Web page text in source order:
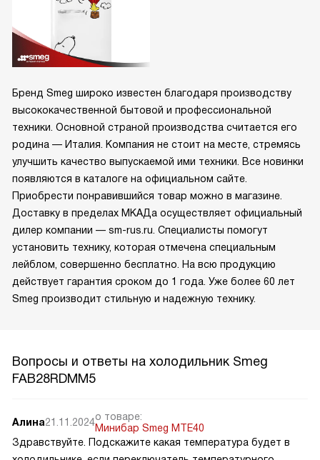
Бренд Smeg широко известен благодаря производству
высококачественной бытовой и профессиональной
техники. Основной страной производства считается его
родина — Италия. Компания не стоит на месте, стремясь
улучшить качество выпускаемой ими техники. Все новинки
появляются в каталоге на официальном сайте.
Приобрести понравившийся товар можно в магазине.
Доставку в пределах МКАДа осуществляет официальный
дилер компании — sm-rus.ru. Специалисты помогут
установить технику, которая отмечена специальным
лейблом, совершенно бесплатно. На всю продукцию
действует гарантия сроком до 1 года. Уже более 60 лет
Smeg производит стильную и надежную технику.
Вопросы и ответы на холодильник Smeg
FAB28RDMM5
Алина21.11.2024о товаре:
Минибар Smeg MTE40
Здравствуйте. Подскажите какая температура будет в